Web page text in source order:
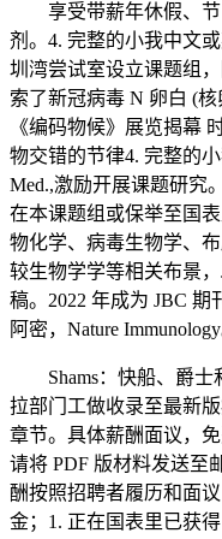
享受带薪年休假、节
剂。4. 完整的小我中文
圳湾尝试室设立课题组
索了新冠病毒 N 卵白 (
《编码物候》展览揭幕
物交错的节律4. 完整的
Med.,激励开展课题研究
在本课题组或保举至国
物化学、病毒生物学、
较生物学学等相关布景，
稿。2022 年成为 JBC 期
阿密，Nature Immunology
Shams：快船、爵士
拉部门工做收录至最新
章节。具体薪酬面议，
请将 PDF 版材料发送至
酬按照招聘者履历和面
金；1. 正在国表里已获